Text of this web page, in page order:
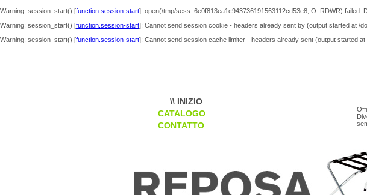
Warning: session_start() [function.session-start]: open(/tmp/sess_6e0f813ea1c943736191563112cd53e8, O_RDWR) failed:
Warning: session_start() [function.session-start]: Cannot send session cookie - headers already sent by (output started at /
Warning: session_start() [function.session-start]: Cannot send session cache limiter - headers already sent (output started
\\ INIZIO
CATALOGO
CONTATTO